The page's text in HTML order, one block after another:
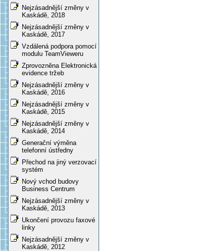
Nejzásadnější změny v
Kaskádě, 2018
Nejzásadnější změny v
Kaskádě, 2017
Vzdálená podpora pomocí
modulu TeamVieweru
Zprovozněna Elektronická
evidence tržeb
Nejzásadnější změny v
Kaskádě, 2016
Nejzásadnější změny v
Kaskádě, 2015
Nejzásadnější změny v
Kaskádě, 2014
Generační výměna
telefonní ústředny
Přechod na jiný verzovací
systém
Nový vchod budovy
Business Centrum
Nejzásadnější změny v
Kaskádě, 2013
Ukončení provozu faxové
linky
Nejzásadnější změny v
Kaskádě, 2012